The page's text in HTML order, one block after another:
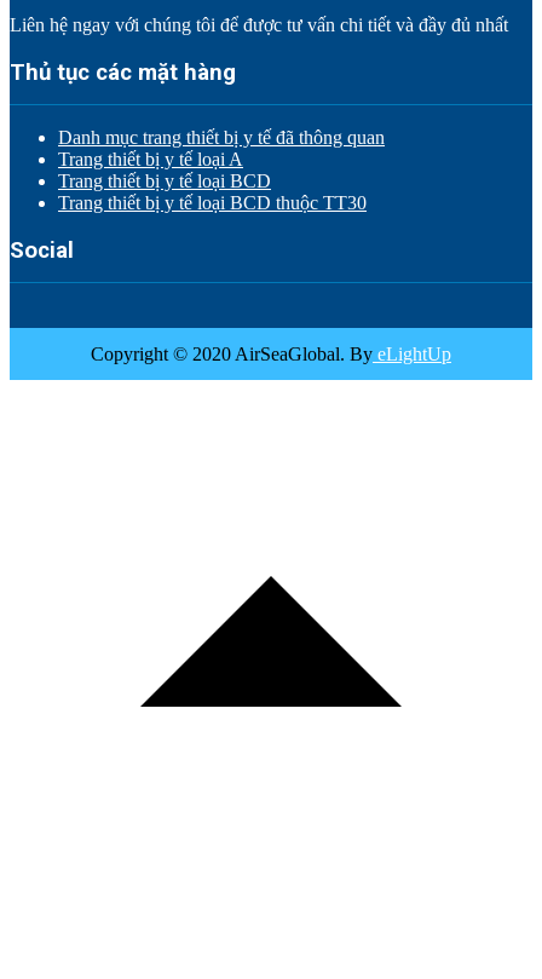
Liên hệ ngay với chúng tôi để được tư vấn chi tiết và đầy đủ nhất
Thủ tục các mặt hàng
Danh mục trang thiết bị y tế đã thông quan
Trang thiết bị y tế loại A
Trang thiết bị y tế loại BCD
Trang thiết bị y tế loại BCD thuộc TT30
Social
Copyright © 2020 AirSeaGlobal. By eLightUp